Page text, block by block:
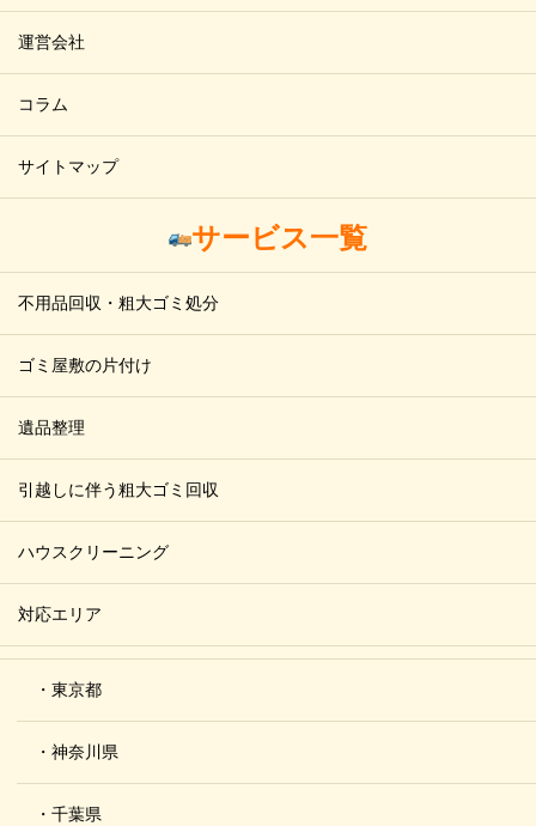
運営会社
コラム
サイトマップ
サービス一覧
不用品回収・粗大ゴミ処分
ゴミ屋敷の片付け
遺品整理
引越しに伴う粗大ゴミ回収
ハウスクリーニング
対応エリア
・東京都
・神奈川県
・千葉県